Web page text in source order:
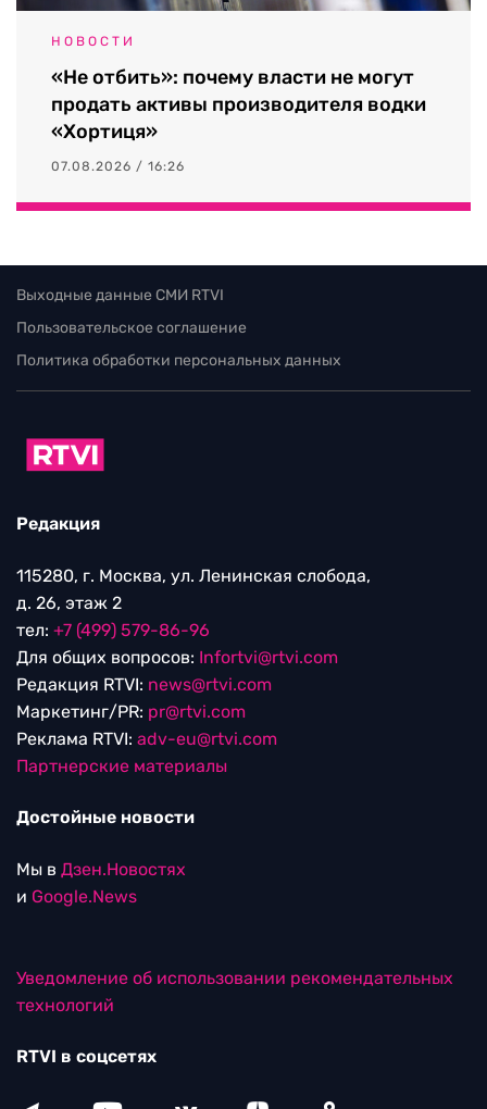
НОВОСТИ
«Не отбить»: почему власти не могут
продать активы производителя водки
«Хортиця»
07.08.2026 / 16:26
Выходные данные СМИ RTVI
Пользовательское соглашение
Политика обработки персональных данных
Редакция
115280, г. Москва, ул. Ленинская слобода,
д. 26, этаж 2
тел: +7 (499) 579-86-96
Для общих вопросов: Infortvi@rtvi.com
Редакция RTVI: news@rtvi.com
Маркетинг/PR: pr@rtvi.com
Реклама RTVI: adv-eu@rtvi.com
Партнерские материалы
Достойные новости
Мы в Дзен.Новостях
и Google.News
Уведомление об использовании рекомендательных
технологий
RTVI в соцсетях